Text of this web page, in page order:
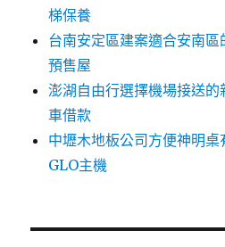
梯保養
台南安定區建案適合安南
預售屋
澎湖自由行選擇機場接送
車借款
中壢木地板公司方便神明
GLO主機